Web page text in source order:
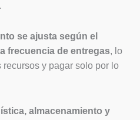
se ajusta según el
frecuencia de entregas, lo
y pagar solo por lo
almacenamiento y